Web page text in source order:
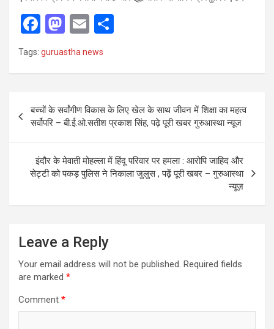
F
ce
o
o
k
M
a
st
d
o
n
E
ail
Tags: guruastha news
navigation
बच्चों के सर्वांगीण विकास के लिए खेल के साथ जीवन में शिक्षा का महत्व
सर्वोपरि – बी.ई.ओ.सतीश प्रकाश सिंह, पढ़े पूरी खबर गुरुआस्था न्यूज
इंदौर के मेवाती मोहल्ला में हिंदू परिवार पर हमला : आरोपि जाहिद और
सेट्टी को पकड़ पुलिस ने निकाला जुलुस , पढ़ें पूरी खबर – गुरुआस्था
न्यूज़
Leave a Reply
Your email address will not be published. Required fields
are marked *
Comment *